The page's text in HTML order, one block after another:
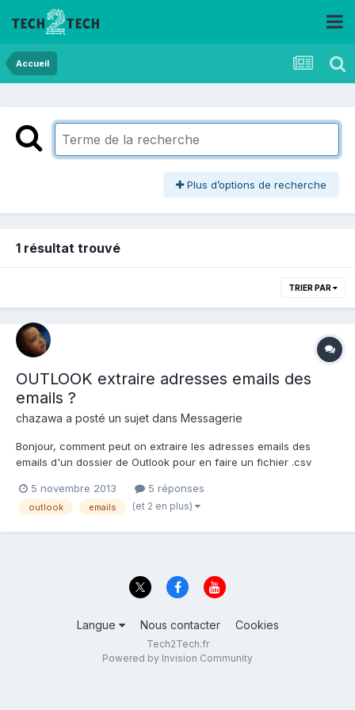
Accueil
Plus d’options de recherche
1 résultat trouvé
TRIER PAR
OUTLOOK extraire adresses emails des
emails ?
chazawa a posté un sujet dans Messagerie
Bonjour, comment peut on extraire les adresses emails des
emails d'un dossier de Outlook pour en faire un fichier .csv
5 novembre 2013
5 réponses
outlook emails (et 2 en plus)
Langue Nous contacter Cookies
Tech2Tech.fr
Powered by Invision Community